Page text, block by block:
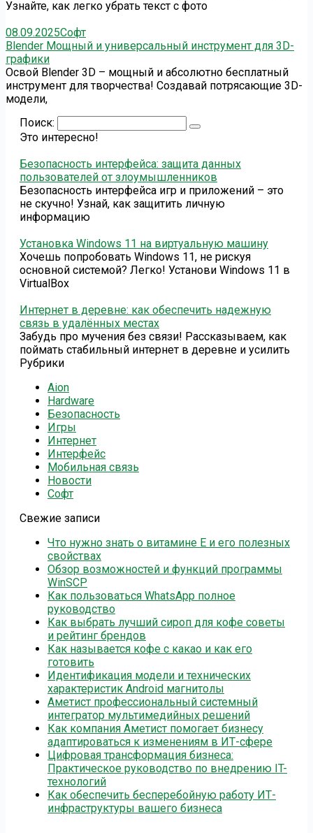
Узнайте, как легко убрать текст с фото
08.09.2025Софт
Blender Мощный и универсальный инструмент для 3D-
графики
Освой Blender 3D – мощный и абсолютно бесплатный
инструмент для творчества! Создавай потрясающие 3D-
модели,
Поиск:
Это интересно!
Безопасность интерфейса: защита данных
пользователей от злоумышленников
Безопасность интерфейса игр и приложений – это
не скучно! Узнай, как защитить личную
информацию
Установка Windows 11 на виртуальную машину
Хочешь попробовать Windows 11, не рискуя
основной системой? Легко! Установи Windows 11 в
VirtualBox
Интернет в деревне: как обеспечить надежную
связь в удалённых местах
Забудь про мучения без связи! Рассказываем, как
поймать стабильный интернет в деревне и усилить
Рубрики
Aion
Hardware
Безопасность
Игры
Интернет
Интерфейс
Мобильная связь
Новости
Софт
Свежие записи
Что нужно знать о витамине Е и его полезных
свойствах
Обзор возможностей и функций программы
WinSCP
Как пользоваться WhatsApp полное
руководство
Как выбрать лучший сироп для кофе советы
и рейтинг брендов
Как называется кофе с какао и как его
готовить
Идентификация модели и технических
характеристик Android магнитолы
Аметист профессиональный системный
интегратор мультимедийных решений
Как компания Аметист помогает бизнесу
адаптироваться к изменениям в ИТ-сфере
Цифровая трансформация бизнеса:
Практическое руководство по внедрению IT-
технологий
Как обеспечить бесперебойную работу ИТ-
инфраструктуры вашего бизнеса